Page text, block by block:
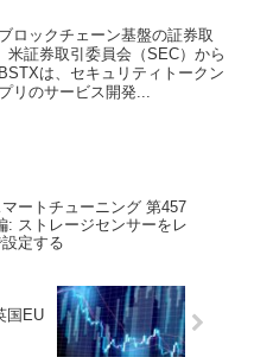
ロックチェーン基盤の証券取
証券取引委員会（SEC）から
は、セキュリティトークン
リのサービス開発...
ートチューニング 第457
: ストレージセンサーをレ
定する
国EU